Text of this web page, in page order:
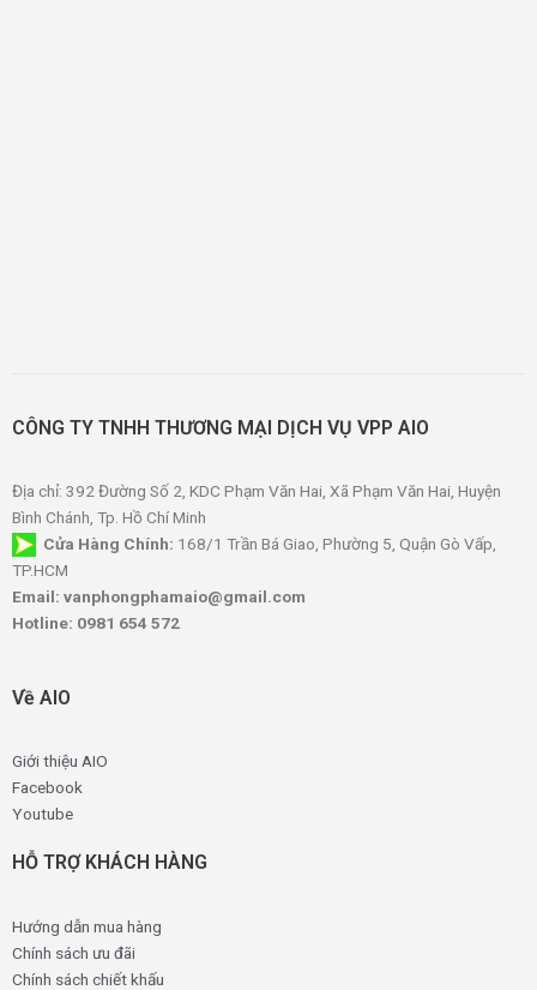
CÔNG TY TNHH THƯƠNG MẠI DỊCH VỤ VPP AIO
Địa chỉ: 392 Đường Số 2, KDC Phạm Văn Hai, Xã Phạm Văn Hai, Huyện
Bình Chánh, Tp. Hồ Chí Minh
Cửa Hàng Chính: 168/1 Trần Bá Giao, Phường 5, Quận Gò Vấp,
TP.HCM
Email: vanphongphamaio@gmail.com
Hotline: 0981 654 572
Về AIO
Giới thiệu AIO
Facebook
Youtube
HỖ TRỢ KHÁCH HÀNG
Hướng dẫn mua hàng
Chính sách ưu đãi
Chính sách chiết khấu